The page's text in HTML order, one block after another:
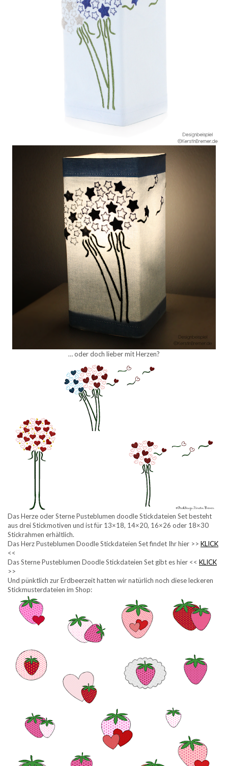
… oder doch lieber mit Herzen?
Das Herze oder Sterne Pusteblumen doodle Stickdateien Set besteht
aus drei Stickmotiven und ist für 13×18, 14×20, 16×26 oder 18×30
Stickrahmen erhältlich.
Das Herz Pusteblumen Doodle Stickdateien Set findet Ihr hier >> KLICK
<<
Das Sterne Pusteblumen Doodle Stickdateien Set gibt es hier << KLICK
>>
Und pünktlich zur Erdbeerzeit hatten wir natürlich noch diese leckeren
Stickmusterdateien im Shop: